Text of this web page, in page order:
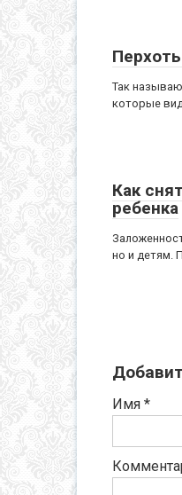
Так
которые
Как
ребенка
но и детям.
Имя *